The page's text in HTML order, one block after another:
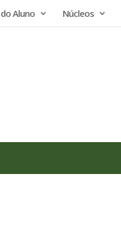
Aluno Núcleos